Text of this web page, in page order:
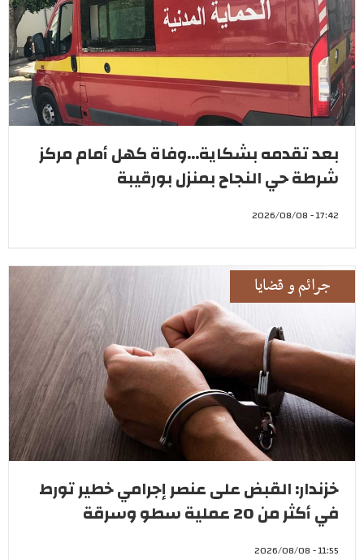
بعد تقدمه بشكاية...وفاة كهل أمام مركز
شرطة حي النجاح بمنزل بورقيبة
17:42 - 2026/08/08
جرائم و قضايا
خزندار: القبض على عنصر إجرامي خطير تورط
في أكثر من 20 عملية سطو وسرقة
11:55 - 2026/08/08